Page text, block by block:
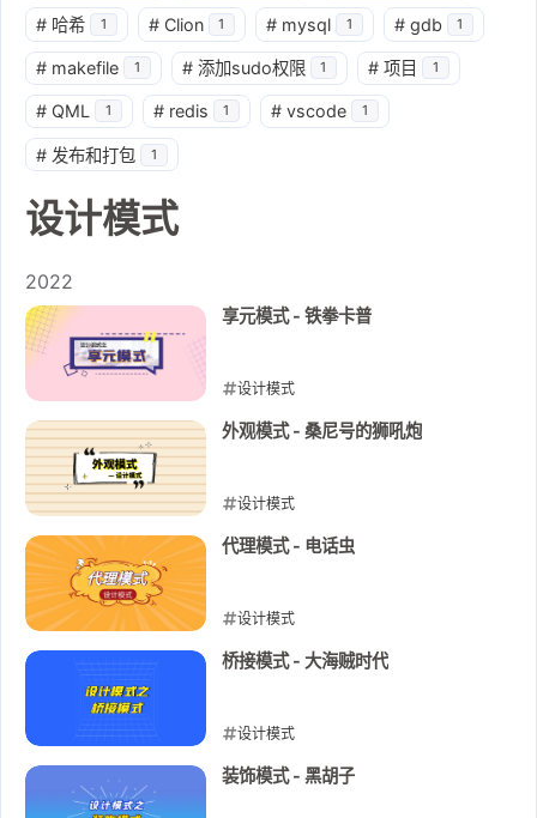
# 哈希 1 # Clion 1 # mysql 1 # gdb 1
# makefile 1 # 添加sudo权限 1 # 项目 1
# QML 1 # redis 1 # vscode 1
# 发布和打包 1
设计模式
2022
享元模式 - 铁拳卡普
设计模式
2022-09-10
外观模式 - 桑尼号的狮吼炮
设计模式
2022-09-08
代理模式 - 电话虫
设计模式
2022-09-07
桥接模式 - 大海贼时代
设计模式
2022-09-06
装饰模式 - 黑胡子